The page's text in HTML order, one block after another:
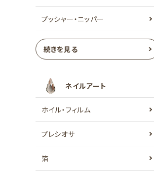
プッシャー・ニッパー
続きを見る
ネイルアート
ホイル・フィルム
プレシオサ
箔